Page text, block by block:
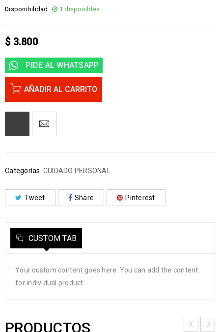
Disponibilidad: 1 disponibles
$3.800
PIDE AL WHATSAPP
AÑADIR AL CARRITO
Categorías: CUIDADO PERSONAL
Tweet Share Pinterest
CUSTOM TAB
Your custom content goes here. You can add the content
for individual product
PRODUCTOS